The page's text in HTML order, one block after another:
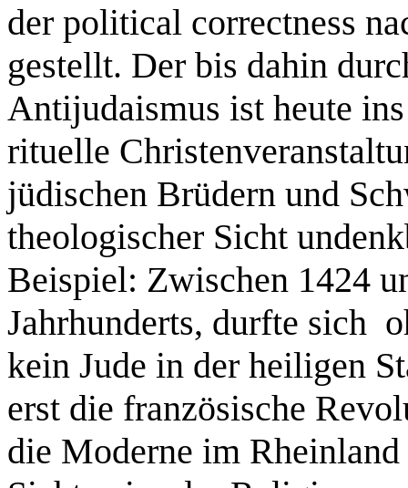
der political correctness
gestellt. Der bis dahin
Antijudaismus ist heute
rituelle
jüdischen Brüdern und
theologischer Sicht
Beispiel: Zwischen 1424
Jahrhunderts, durfte sich
kein Jude in der heiligen
erst die französische
die Moderne im